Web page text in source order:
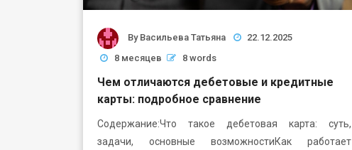
By Васильева Татьяна
22.12.2025
8 месяцев
8 words
Чем отличаются дебетовые и кредитные
карты: подробное сравнение
Содержание:Что такое дебетовая карта: суть,
задачи, основные возможностиКак работает